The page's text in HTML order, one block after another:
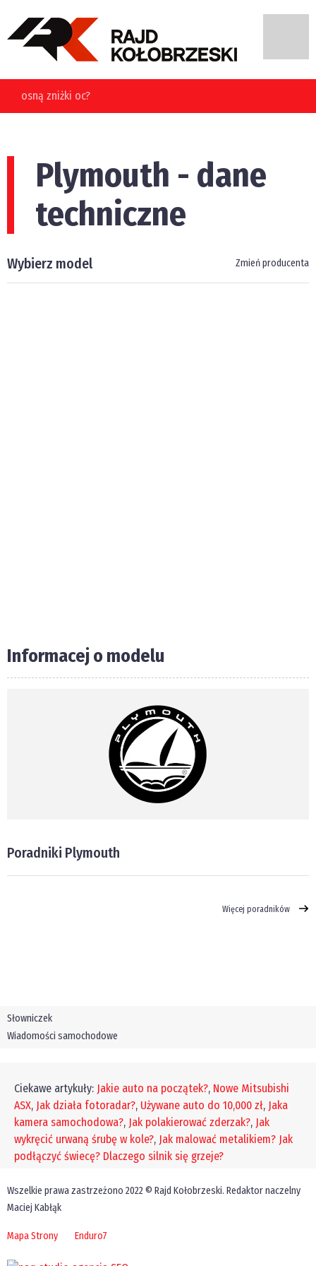
oc?
Plymouth - dane
techniczne
Wybierz model Zmień producenta
Informacej o modelu
Poradniki Plymouth
Więcej poradników
Słowniczek
Wiadomości samochodowe
Ciekawe artykuły: Jakie auto na początek?, Nowe Mitsubishi
ASX, Jak działa fotoradar?, Używane auto do 10,000 zł, Jaka
kamera samochodowa?, Jak polakierować zderzak?, Jak
wykręcić urwaną śrubę w kole?, Jak malować metalikiem? Jak
podłączyć świecę? Dlaczego silnik się grzeje?
Wszelkie prawa zastrzeżono 2022 © Rajd Kołobrzeski. Redaktor naczelny
Maciej Kabłąk
Mapa Strony Enduro7